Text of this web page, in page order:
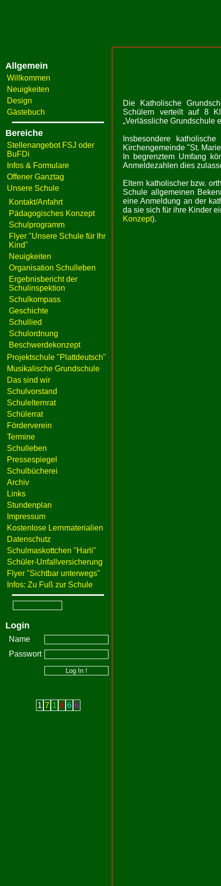
Allgemein
Willkommen
Neuigkeiten
Design
Gästebuch
Bereiche
Stellenangebot FSJ oder
BuFDi
Infos & Formulare
Offener Ganztag
Unsere Schule
Kontakt/Anfahrt
Pädagogisches Konzept
Schulprogramm
Flyer "Unsere Schule für Ihr
Kind"
Neuigkeiten
Organisation Schulleben
Ergebnisbericht der
Schulinspektion
Schulkompass
Geschichte
Schullied
Schulordnung
Beschwerdekonzept
Projektschule "Plattdeutsch"
Musikalische Grundschule
Das sind wir
Schulvorstand
Schulelternrat
Schülerrat
Förderverein
Termine
Schulleben
Pressespiegel
Schulbücherei
Archiv
Links
Stundenplan
Impressum
Kostenlose Lernmaterialien
Datenschutz
Schulmaskottchen "Harli"
Schüler-Unfallversicherung
Flyer "Sichtbar unterwegs"
Infos: Zu Fuß zur Schule
Login
Name
Passwort
1 7 1 6 6 6
Die Katholische
Schülern verteilt auf 8
„Verlässliche Grundschule
Insbesondere
Kirchengemeinde "St.
In begrenztem Umfang
Anmeldezahlen dies
Eltern katholischer bzw.
Schule allgemeinen
eine Anmeldung an der
da sie sich für ihre Kinder
Konzept).